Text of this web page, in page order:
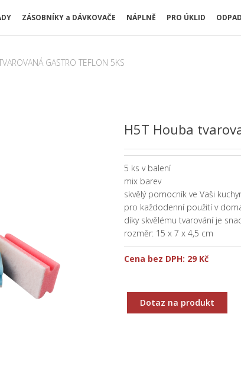
ZÁSOBNÍKY a DÁVKOVAČE NÁPLNĚ PRO ÚKLID
GASTRO TEFLON 5KS
H5T Houba
5 ks v balení
mix barev
skvělý pomocník ve Vaši
pro každodenní použití v
díky skvělému tvarování je
rozměr: 15 x 7 x 4,5 cm
Cena bez DPH: 29 Kč
Dotaz na produkt